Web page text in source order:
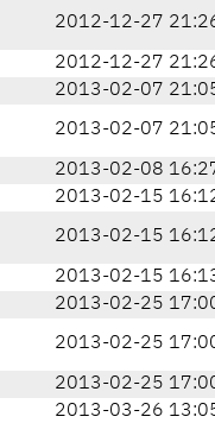
2012-12-27 21:26
2012-12-27 21:26
2013-02-07 21:05
2013-02-07 21:05
2013-02-08 16:27
2013-02-15 16:12
2013-02-15 16:12
2013-02-15 16:13
2013-02-25 17:00
2013-02-25 17:00
2013-02-25 17:00
2013-03-26 13:05